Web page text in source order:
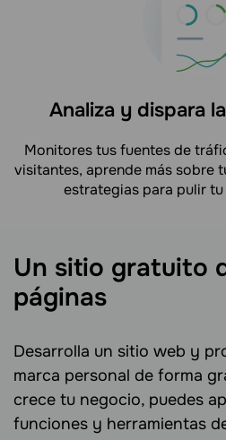
Analiza y dispara
Monitores tus fuentes de
visitantes, aprende más sobre
estrategias para pulir
Un sitio gratuito
páginas
Desarrolla un sitio web y
marca personal de forma
crece tu negocio, puedes
funciones y herramientas